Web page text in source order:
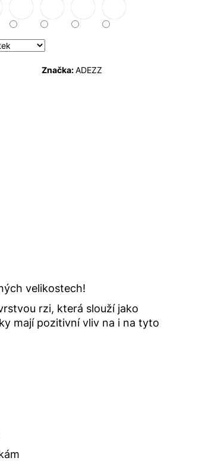
Značka:ADEZZ
velikostech!
rzi, která slouží jako
mají pozitivní vliv na i na tyto